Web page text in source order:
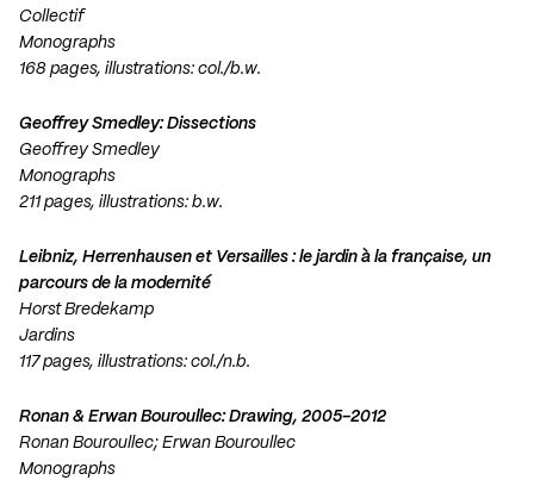
Collectif
Monographs
168 pages, illustrations: col./b.w.
Geoffrey Smedley: Dissections
Geoffrey Smedley
Monographs
211 pages, illustrations: b.w.
Leibniz, Herrenhausen et Versailles : le jardin à la française, un
parcours de la modernité
Horst Bredekamp
Jardins
117 pages, illustrations: col./n.b.
Ronan & Erwan Bouroullec: Drawing, 2005-2012
Ronan Bouroullec; Erwan Bouroullec
Monographs